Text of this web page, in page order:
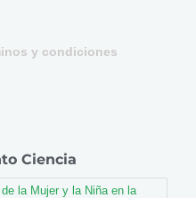
y condiciones
Ciencia
la Mujer y la Niña en la